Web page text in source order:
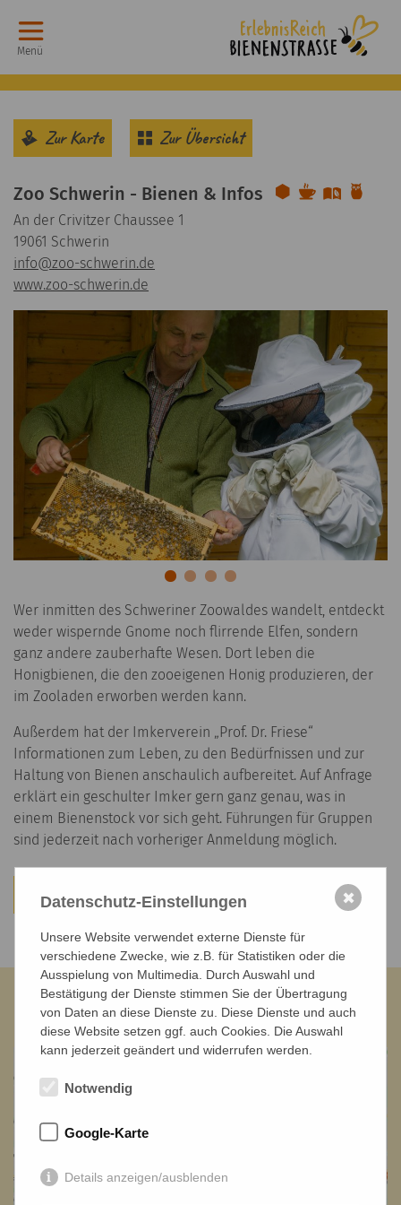
Menü
Zur Karte Zur Übersicht
Zoo Schwerin - Bienen & Infos
An der Crivitzer Chaussee 1
19061 Schwerin
info@zoo-schwerin.de
www.zoo-schwerin.de
Wer inmitten des Schweriner Zoowaldes wandelt, entdeckt
weder wispernde Gnome noch flirrende Elfen, sondern
ganz andere zauberhafte Wesen. Dort leben die
Honigbienen, die den zooeigenen Honig produzieren, der
im Zooladen erworben werden kann.
Außerdem hat der Imkerverein „Prof. Dr. Friese“
Informationen zum Leben, zu den Bedürfnissen und zur
Haltung von Bienen anschaulich aufbereitet. Auf Anfrage
erklärt ein geschulter Imker gern ganz genau, was in
einem Bienenstock vor sich geht. Führungen für Gruppen
sind jederzeit nach vorheriger Anmeldung möglich.
Zur Karte Zur Übersicht
ErlebnisReich
Datenschutz-Einstellungen
Unsere Website verwendet externe Dienste für
verschiedene Zwecke, wie z.B. für Statistiken oder die
Ausspielung von Multimedia. Durch Auswahl und
Bestätigung der Dienste stimmen Sie der Übertragung
von Daten an diese Dienste zu. Diese Dienste und auch
diese Website setzen ggf. auch Cookies. Die Auswahl
kann jederzeit geändert und widerrufen werden.
Notwendig
Google-Karte
Details anzeigen/ausblenden
✖